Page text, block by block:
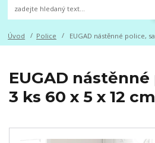
Úvod Police EUGAD nástěnné police,
EUGAD
3 ks 60 x 5 x 12 cm